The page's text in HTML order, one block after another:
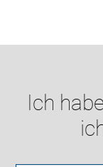
Ich